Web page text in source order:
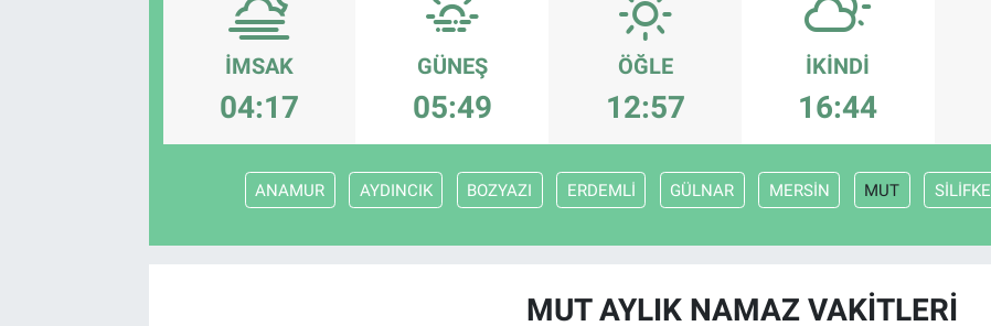
İMSAK
04:17
GÜNEŞ
05:49
ÖĞLE
12:57
İKINDI
16:44
ANAMUR AYDINCIK BOZYAZI ERDEMLİ GÜLNAR MERSİN MUT SİLİFKE
MUT AYLIK NAMAZ VAKITLERI